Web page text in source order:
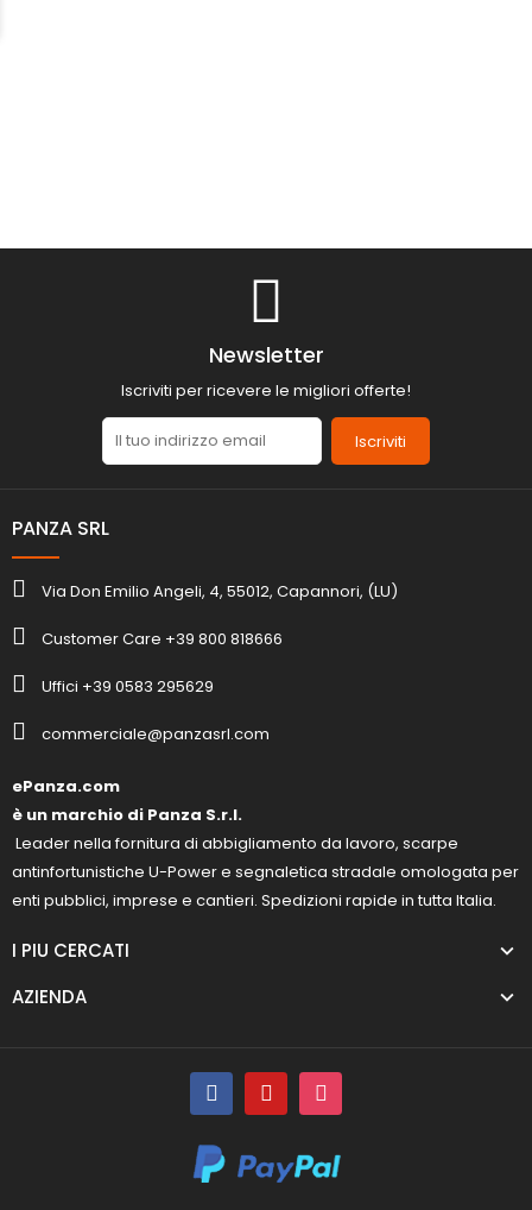
Newsletter
Iscriviti per ricevere le migliori offerte!
Iscriviti
PANZA SRL
Via Don Emilio Angeli, 4, 55012, Capannori, (LU)
Customer Care +39 800 818666
Uffici +39 0583 295629
commerciale@panzasrl.com
ePanza.com
è un marchio di Panza S.r.l.
Leader nella fornitura di abbigliamento da lavoro, scarpe
antinfortunistiche U-Power e segnaletica stradale omologata per
enti pubblici, imprese e cantieri. Spedizioni rapide in tutta Italia.
I PIU CERCATI
AZIENDA